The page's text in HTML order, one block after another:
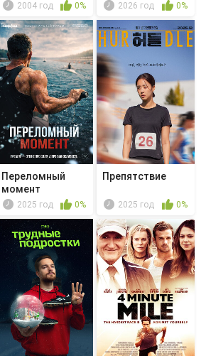
2004 год 0% 2026 год 0%
Переломный
момент
2025 год 0%
Препятствие
2025 год 0%